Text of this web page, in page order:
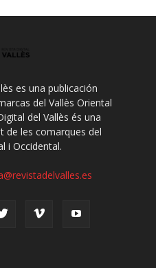
es una publicación
del Vallès Oriental
del Vallès és una
de les comarques del
i Occidental.